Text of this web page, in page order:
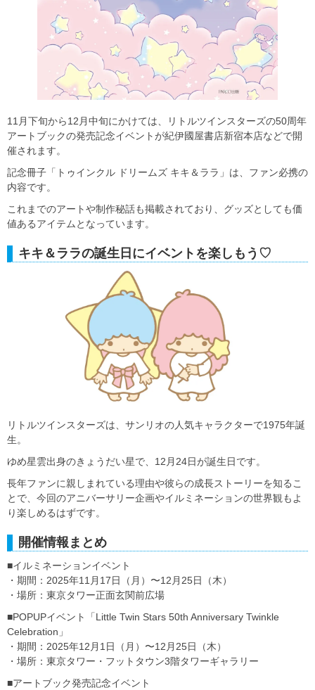
11月下旬から12月中旬にかけては、リトルツインスターズの50周年
アートブックの発売記念イベントが紀伊國屋書店新宿本店などで開
催されます。
記念冊子「トゥインクル ドリームズ キキ＆ララ」は、ファン必携の
内容です。
これまでのアートや制作秘話も掲載されており、グッズとしても価
値あるアイテムとなっています。
キキ＆ララの誕生日にイベントを楽しもう♡
リトルツインスターズは、サンリオの人気キャラクターで1975年誕
生。
ゆめ星雲出身のきょうだい星で、12月24日が誕生日です。
長年ファンに親しまれている理由や彼らの成長ストーリーを知るこ
とで、今回のアニバーサリー企画やイルミネーションの世界観もよ
り楽しめるはずです。
開催情報まとめ
■イルミネーションイベント
・期間：2025年11月17日（月）〜12月25日（木）
・場所：東京タワー正面玄関前広場
■POPUPイベント「Little Twin Stars 50th Anniversary Twinkle
Celebration」
・期間：2025年12月1日（月）〜12月25日（木）
・場所：東京タワー・フットタウン3階タワーギャラリー
■アートブック発売記念イベント